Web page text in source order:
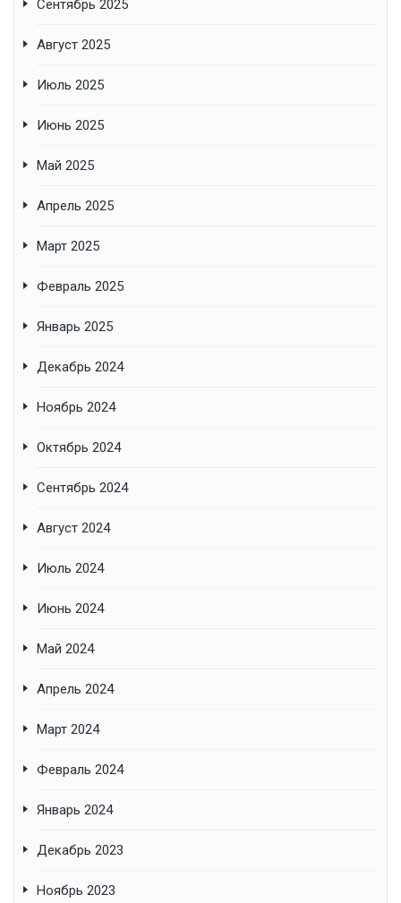
Сентябрь 2025
Август 2025
Июль 2025
Июнь 2025
Май 2025
Апрель 2025
Март 2025
Февраль 2025
Январь 2025
Декабрь 2024
Ноябрь 2024
Октябрь 2024
Сентябрь 2024
Август 2024
Июль 2024
Июнь 2024
Май 2024
Апрель 2024
Март 2024
Февраль 2024
Январь 2024
Декабрь 2023
Ноябрь 2023